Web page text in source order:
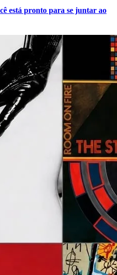
está pronto para se juntar ao